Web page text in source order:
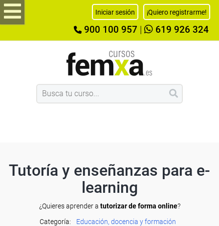
Iniciar sesión ¡Quiero registrarme!
900 100 957 619 926 324
Tutoría y enseñanzas para e-
learning
¿Quieres aprender a tutorizar de forma online?
Categoría:
Educación, docencia y formación